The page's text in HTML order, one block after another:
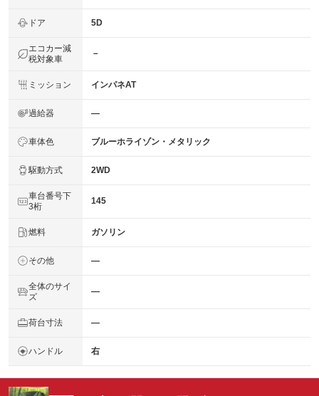
ドア 5D
エコカー減
税対象車
－
ミッション インパネAT
過給器 ―
車体色 ブルーホライゾン・メタリック
駆動方式 2WD
車台番号下
3桁
145
燃料 ガソリン
その他 ―
全体のサイ
ズ
―
荷台寸法 ―
ハンドル 右